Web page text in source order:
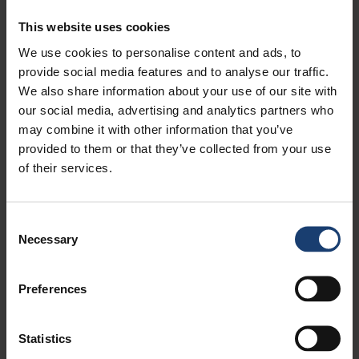
This website uses cookies
We use cookies to personalise content and ads, to
provide social media features and to analyse our traffic.
We also share information about your use of our site with
our social media, advertising and analytics partners who
may combine it with other information that you’ve
provided to them or that they’ve collected from your use
of their services.
Selection
Necessary
Preferences
Statistics
huhtikuu, 20203
helmikuu, 20201
tammikuu, 20202
marraskuu, 20191
syyskuu, 2019
kesäkuu, 20192
toukokuu, 20191
huhtikuu, 2019
syyskuu, 2018
toukokuu, 2018
marraskuu, 2017